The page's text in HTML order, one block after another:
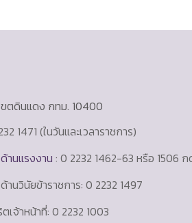
ตดินแดง กทม. 10400
1471 (ในวันและเวลาราชการ)
านแรงงาน : 0 2232 1462-63 หรือ 1506 ก
นวินัยข้าราชการ: 0 2232 1497
เจ้าหน้าที่: 0 2232 1003